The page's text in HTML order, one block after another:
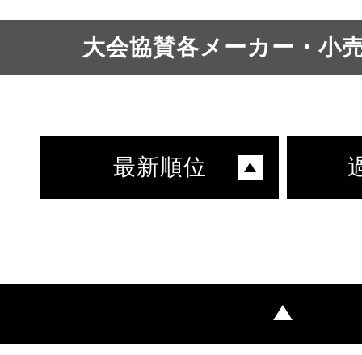
大会協賛各メーカー・小
最新順位